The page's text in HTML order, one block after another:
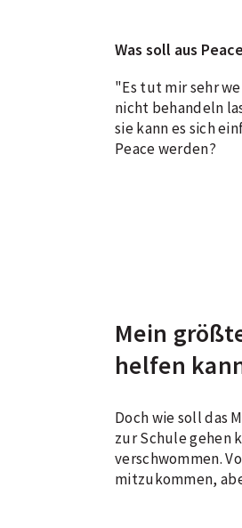
Was soll aus
"Es tut mir sehr
nicht behandeln
sie kann es sich
Peace werden?
Mein
helfen
Doch wie soll das
zur Schule gehen
verschwommen.
mitzukommen,